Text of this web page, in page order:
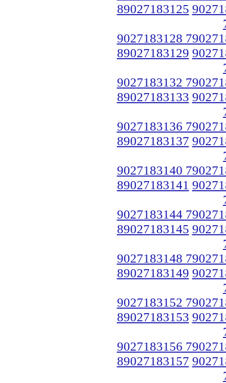
89027183125
9027183128
89027183129
9027183132
89027183133
9027183136
89027183137
9027183140
89027183141
9027183144
89027183145
9027183148
89027183149
9027183152
89027183153
9027183156
89027183157